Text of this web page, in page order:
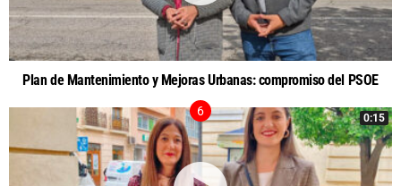
Plan de Mantenimiento y Mejoras Urbanas: compromiso del PSOE
0:15